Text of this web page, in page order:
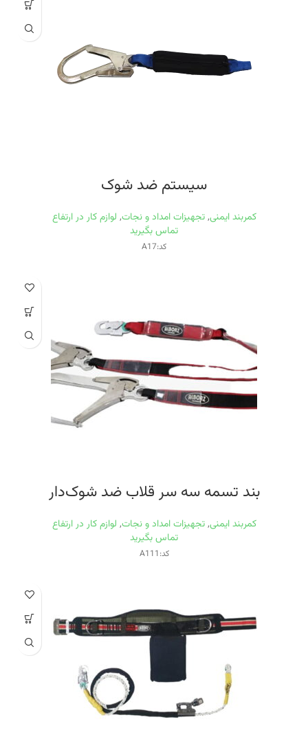
سیستم ضد شوک
کمربند ایمنی, تجهیزات امداد و نجات, لوازم کار در ارتفاع
تماس بگیرید
کد:A17
بند تسمه سه سر قلاب ضد شوک‌دار
کمربند ایمنی, تجهیزات امداد و نجات, لوازم کار در ارتفاع
تماس بگیرید
کد:A111